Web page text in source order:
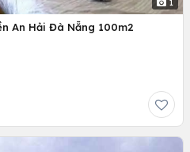
1
An Hải Đà Nẵng 100m2